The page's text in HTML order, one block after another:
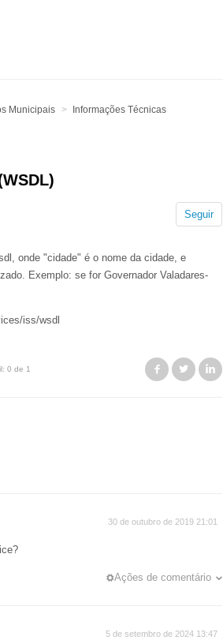
Municipais Informações Técnicas
Seguir
onde "cidade" é o nome da cidade, e
Exemplo: se for Governador Valadares-
iss/wsdl
0 de 1 Facebook
Twitter
30 de outubro de 2019 21:01
Ações de comentário
5 de setembro de 2024 13:47